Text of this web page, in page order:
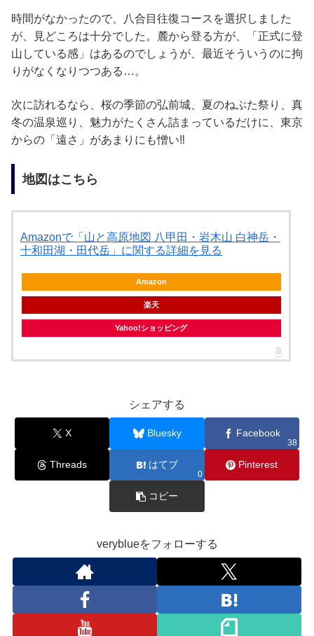
時間がなかったので、八合目往復コースを選択しました
が、見どころは十分でした。麓から登る方が、「正式に登
山している感」はあるのでしょうが、最近そういうのに拘
りがなくなりつつある…。
次に訪れるなら、桜の季節の弘前城、夏のねぶた祭り、真
冬の温泉巡り、魅力がたくさん詰まっているだけに、東京
からの「遠さ」があまりにも憎い‼️
地図はこちら
Amazonで「山と高原地図 八甲田・岩木山 白神岳・
十和田湖・田代岳」に関する詳細を見る
Amazon
楽天
Yahoo!ショッピング
シェアする
X Bluesky Facebook
38
Threads はてブ
0
Pinterest
コピー
veryblueをフォローする